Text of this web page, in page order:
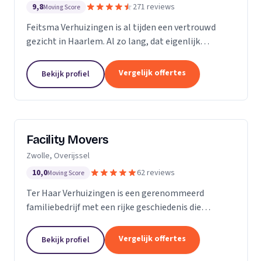
9,8Moving Score 271 reviews
Feitsma Verhuizingen is al tijden een vertrouwd
gezicht in Haarlem. Al zo lang, dat eigenlijk
ooit begonnen is met verhuizen. De eerste
advertenties van...
Bekijk profiel Vergelijk offertes
Facility Movers
Zwolle, Overijssel
10,0Moving Score 62 reviews
Ter Haar Verhuizingen is een gerenommeerd
familiebedrijf met een rijke geschiedenis die
gespecialiseerd in het bieden van naadloze en
zorgeloze verhuisdiensten...
Bekijk profiel Vergelijk offertes